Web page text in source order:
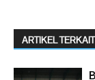
ARTIKEL TERKAIT